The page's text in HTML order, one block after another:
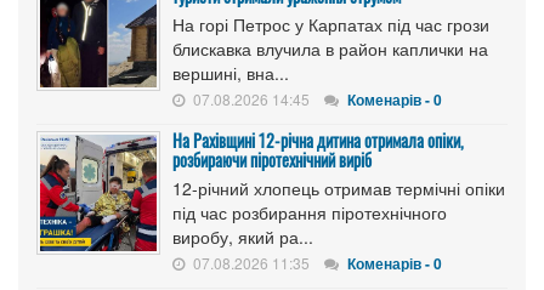
На горі Петрос у Карпатах під час грози
блискавка влучила в район каплички на
вершині, вна...
07.08.2026 14:45 Коменарів - 0
На Рахівщині 12-річна дитина отримала опіки,
розбираючи піротехнічний виріб
12-річний хлопець отримав термічні опіки
під час розбирання піротехнічного
виробу, який ра...
07.08.2026 11:35 Коменарів - 0